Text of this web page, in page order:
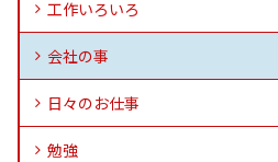
工作いろいろ
会社の事
日々のお仕事
勉強